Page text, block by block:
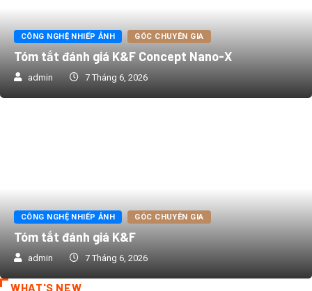
CÔNG NGHỆ NHIẾP ẢNH GÓC CHUYÊN GIA
Tóm tắt đánh giá K&F Concept Nano-X
admin 7 Tháng 6, 2026
CÔNG NGHỆ NHIẾP ẢNH GÓC CHUYÊN GIA
Tóm tắt đánh giá K&F
admin 7 Tháng 6, 2026
WHAT'S NEW